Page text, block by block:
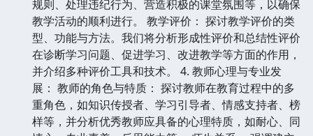
规则、处理违纪行为、营造积极的课堂氛围等，以确保
教学活动的顺利进行。 教学评价： 探讨教学评价的类
型、功能与方法。我们将分析形成性评价和总结性评价
在诊断学习问题、促进学习、改进教学等方面的作用，
并介绍多种评价工具和技术。 4. 教师心理与专业发
展： 教师的角色与特质： 探讨教师在教育过程中的多
重角色，如知识传授者、学习引导者、情感支持者、榜
样等，并分析优秀教师应具备的心理特质，如耐心、同